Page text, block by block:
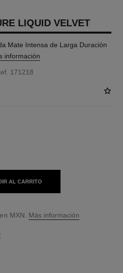
LIQUID VELVET
Mate Intensa de Larga Duración
información
171218
AL CARRITO
MXN. Más información